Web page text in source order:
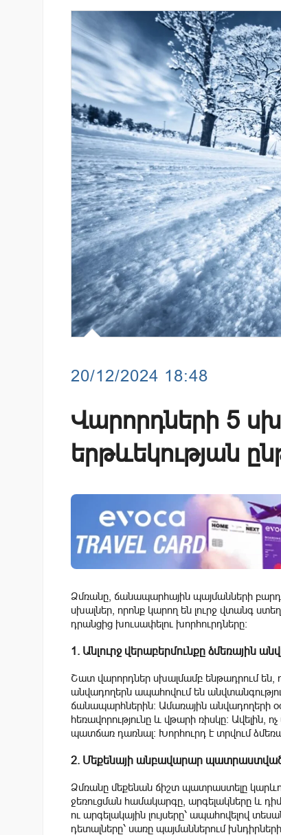
20/12/2024 18:48
Վարորդների 5
երթևեկության
Ձմռանը, ճանապարհային պայմանների
սխալներ, որոնք կարող են լուրջ վտանգ
դրանցից խուսափելու խորհուրդները:
1. Անլուրջ վերաբերմունքը ձմեռային
Շատ վարորդներ սխալմամբ ենթադրում են,
անվադողերն ապահովում են
ճանապարհներին: Ամառային անվադողերի
հեռավորությունը և վթարի ռիսկը: Ավելին,
պատճառ դառնալ: Խորհուրդ է տրվում
2. Մեքենայի անբավարար
Ձմռանը մեքենան ճիշտ պատրաստելը
ջեռուցման համակարգը, արգելակները և
ու արգելակային լույսերը՝ ապահովելով
դետալները՝ սառը պայմաններում
Moody’s-ը IDBank-ի
հեռանկարը փոխել է